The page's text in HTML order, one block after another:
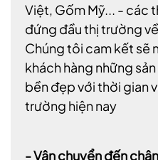
Việt, Gốm Mỹ... - các
đứng đầu thị trường
Chúng tôi cam kết sẽ
khách hàng những
bền đẹp với thời gian
trường hiện nay
- Vận chuyển đến